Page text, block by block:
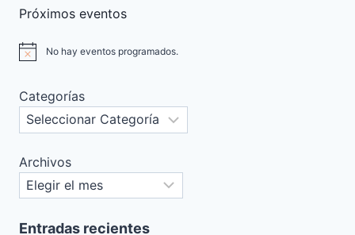
SEXO»
Próximos eventos
Aviso No hay eventos programados.
Categorías
Archivos
Entradas recientes